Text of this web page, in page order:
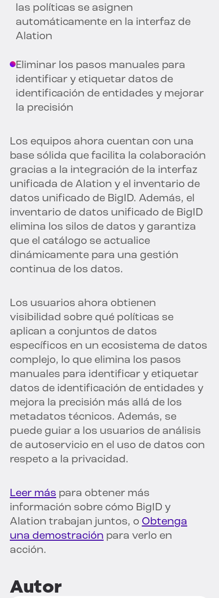
las políticas se asignen
automáticamente en la interfaz de
Alation
Eliminar los pasos manuales para
identificar y etiquetar datos de
identificación de entidades y mejorar
la precisión
Los equipos ahora cuentan con una
base sólida que facilita la colaboración
gracias a la integración de la interfaz
unificada de Alation y el inventario de
datos unificado de BigID. Además, el
inventario de datos unificado de BigID
elimina los silos de datos y garantiza
que el catálogo se actualice
dinámicamente para una gestión
continua de los datos.
Los usuarios ahora obtienen
visibilidad sobre qué políticas se
aplican a conjuntos de datos
específicos en un ecosistema de datos
complejo, lo que elimina los pasos
manuales para identificar y etiquetar
datos de identificación de entidades y
mejora la precisión más allá de los
metadatos técnicos. Además, se
puede guiar a los usuarios de análisis
de autoservicio en el uso de datos con
respeto a la privacidad.
Leer más para obtener más
información sobre cómo BigID y
Alation trabajan juntos, o Obtenga
una demostración para verlo en
acción.
Autor